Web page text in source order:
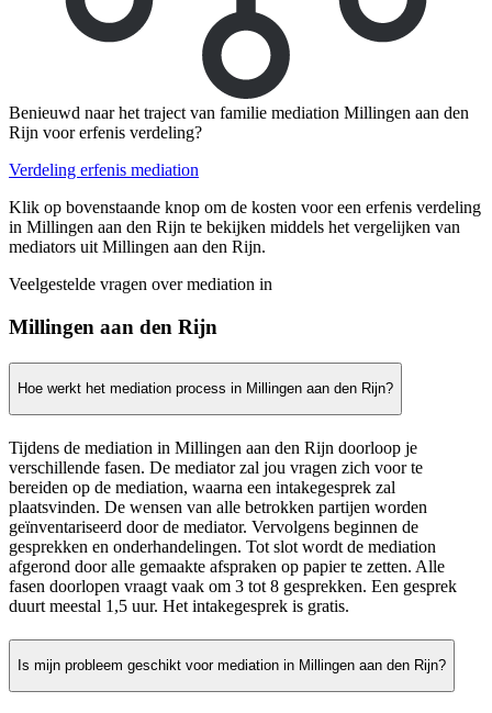
Benieuwd naar het traject van familie mediation Millingen aan den
Rijn voor erfenis verdeling?
Verdeling erfenis mediation
Klik op bovenstaande knop om de kosten voor een erfenis verdeling
in Millingen aan den Rijn te bekijken middels het vergelijken van
mediators uit Millingen aan den Rijn.
Veelgestelde vragen over mediation in
Millingen aan den Rijn
Hoe werkt het mediation process in Millingen aan den Rijn?
Tijdens de mediation in Millingen aan den Rijn doorloop je
verschillende fasen. De mediator zal jou vragen zich voor te
bereiden op de mediation, waarna een intakegesprek zal
plaatsvinden. De wensen van alle betrokken partijen worden
geïnventariseerd door de mediator. Vervolgens beginnen de
gesprekken en onderhandelingen. Tot slot wordt de mediation
afgerond door alle gemaakte afspraken op papier te zetten. Alle
fasen doorlopen vraagt vaak om 3 tot 8 gesprekken. Een gesprek
duurt meestal 1,5 uur. Het intakegesprek is gratis.
Is mijn probleem geschikt voor mediation in Millingen aan den Rijn?